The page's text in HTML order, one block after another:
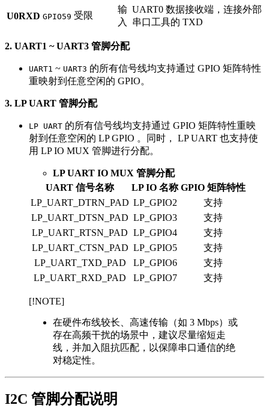
U0RXD GPIO59 受限
输
入
UART0 数据接收端，连接外部
串口工具的 TXD
2. UART1 ~ UART3 管脚分配
UART1 ~ UART3 的所有信号线均支持通过 GPIO 矩阵特性
重映射到任意空闲的 GPIO。
3. LP UART 管脚分配
LP UART 的所有信号线均支持通过 GPIO 矩阵特性重映
射到任意空闲的 LP GPIO 。同时， LP UART 也支持使
用 LP IO MUX 管脚进行分配。
LP UART IO MUX 管脚分配
UART 信号名称
LP IO 名称 GPIO 矩阵特性
LP_UART_DTRN_PAD LP_GPIO2
支持
LP_UART_DTSN_PAD LP_GPIO3
支持
LP_UART_RTSN_PAD LP_GPIO4
支持
LP_UART_CTSN_PAD LP_GPIO5
支持
LP_UART_TXD_PAD
LP_GPIO6
支持
LP_UART_RXD_PAD
LP_GPIO7 支持
[!NOTE]
在硬件布线较长、高速传输（如 3 Mbps）或
存在高频干扰的场景中，建议尽量缩短走
线，并加入阻抗匹配，以保障串口通信的绝
对稳定性。
I2C 管脚分配说明